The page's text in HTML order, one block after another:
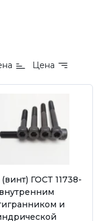
Цена
ГОСТ 11738-
и